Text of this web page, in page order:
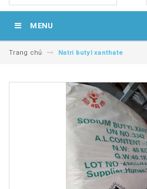
MENU
Trang chủ Natri butyl xanthate